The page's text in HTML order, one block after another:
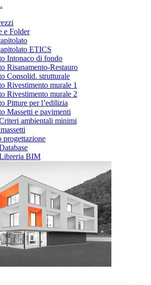
e Folder
ETICS
Intonaco di fondo
Risanamento-Restauro
Consolid. strutturale
Rivestimento murale 1
Rivestimento murale 2
Pitture per l’edilizia
Massetti e pavimenti
ambientali minimi
progettazione
BIM